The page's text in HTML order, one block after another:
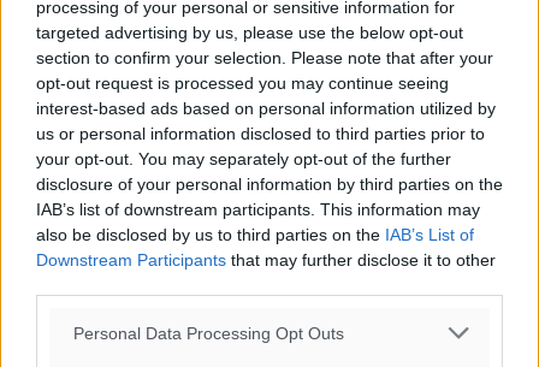
processing of your personal or sensitive information for
targeted advertising by us, please use the below opt-out
section to confirm your selection. Please note that after your
opt-out request is processed you may continue seeing
interest-based ads based on personal information utilized by
us or personal information disclosed to third parties prior to
your opt-out. You may separately opt-out of the further
disclosure of your personal information by third parties on the
IAB’s list of downstream participants. This information may
also be disclosed by us to third parties on the IAB’s List of
Downstream Participants that may further disclose it to other
Personal Data Processing Opt Outs
υποβολή του σχολίου.
Όνοματεπώνυμο Email
Φύλαξε τα στοιχεία μου για την επόμενη φορά.